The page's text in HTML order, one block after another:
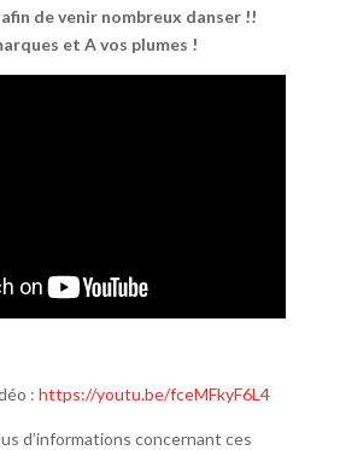
de venir nombreux danser !!
et A vos plumes !
: https://youtu.be/fceMFkyF6L4
d’informations concernant ces